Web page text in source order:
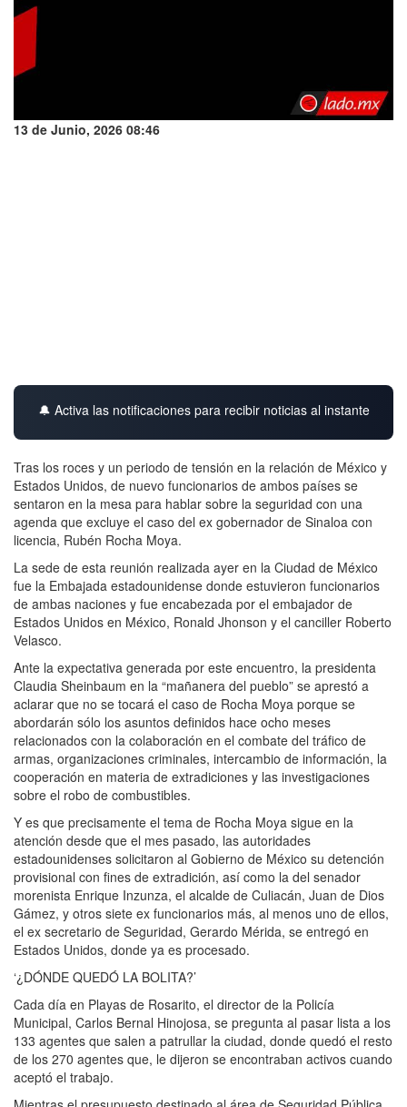
13 de Junio, 2026 08:46
🔔 Activa las notificaciones para recibir noticias al instante
Tras los roces y un periodo de tensión en la relación de México y
Estados Unidos, de nuevo funcionarios de ambos países se
sentaron en la mesa para hablar sobre la seguridad con una
agenda que excluye el caso del ex gobernador de Sinaloa con
licencia, Rubén Rocha Moya.
La sede de esta reunión realizada ayer en la Ciudad de México
fue la Embajada estadounidense donde estuvieron funcionarios
de ambas naciones y fue encabezada por el embajador de
Estados Unidos en México, Ronald Jhonson y el canciller Roberto
Velasco.
Ante la expectativa generada por este encuentro, la presidenta
Claudia Sheinbaum en la “mañanera del pueblo” se aprestó a
aclarar que no se tocará el caso de Rocha Moya porque se
abordarán sólo los asuntos definidos hace ocho meses
relacionados con la colaboración en el combate del tráfico de
armas, organizaciones criminales, intercambio de información, la
cooperación en materia de extradiciones y las investigaciones
sobre el robo de combustibles.
Y es que precisamente el tema de Rocha Moya sigue en la
atención desde que el mes pasado, las autoridades
estadounidenses solicitaron al Gobierno de México su detención
provisional con fines de extradición, así como la del senador
morenista Enrique Inzunza, el alcalde de Culiacán, Juan de Dios
Gámez, y otros siete ex funcionarios más, al menos uno de ellos,
el ex secretario de Seguridad, Gerardo Mérida, se entregó en
Estados Unidos, donde ya es procesado.
‘¿DÓNDE QUEDÓ LA BOLITA?’
Cada día en Playas de Rosarito, el director de la Policía
Municipal, Carlos Bernal Hinojosa, se pregunta al pasar lista a los
133 agentes que salen a patrullar la ciudad, donde quedó el resto
de los 270 agentes que, le dijeron se encontraban activos cuando
aceptó el trabajo.